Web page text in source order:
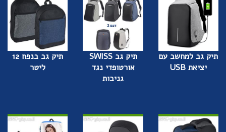
תיק גב למחשב עם
יציאת USB
תיק גב SWISS
אורטופדי נגד
גניבות
תיק גב בנפח 12
ליטר